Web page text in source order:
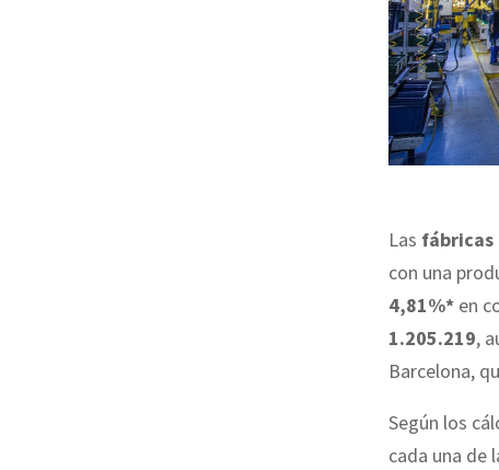
Las fábricas
con una
4,81%* en
1.205.219,
Barcelona,
Según los
cada una de